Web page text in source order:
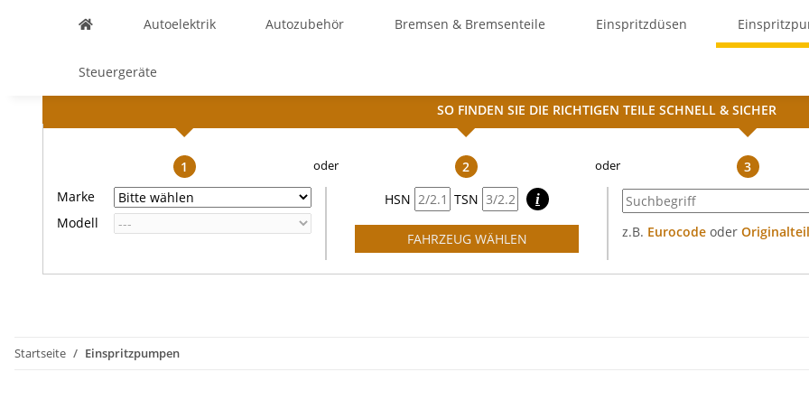
Autoelektrik Autozubehör Bremsen & Bremsenteile Einspritzdüsen
Steuergeräte
SO FINDEN SIE DIE RICHTIGEN TEILE SCHNELL & SICHER
1
Marke
Modell
2
HSN
TSN i
FAHRZEUG WÄHLEN
3
z.B. Eurocode oder
Startseite Einspritzpumpen